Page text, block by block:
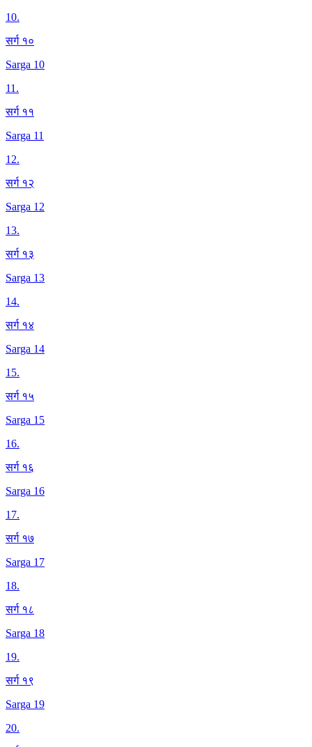
10.
सर्ग १०
Sarga 10
11.
सर्ग ११
Sarga 11
12.
सर्ग १२
Sarga 12
13.
सर्ग १३
Sarga 13
14.
सर्ग १४
Sarga 14
15.
सर्ग १५
Sarga 15
16.
सर्ग १६
Sarga 16
17.
सर्ग १७
Sarga 17
18.
सर्ग १८
Sarga 18
19.
सर्ग १९
Sarga 19
20.